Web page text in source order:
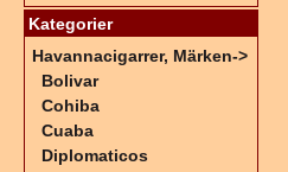
Kategorier
Havannacigarrer, Märken->
Bolivar
Cohiba
Cuaba
Diplomaticos